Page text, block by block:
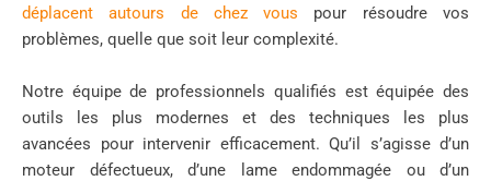
déplacent autours de chez vous pour résoudre vos
problèmes, quelle que soit leur complexité.
Notre équipe de professionnels qualifiés est équipée des
outils les plus modernes et des techniques les plus
avancées pour intervenir efficacement. Qu’il s’agisse d’un
moteur défectueux, d’une lame endommagée ou d’un